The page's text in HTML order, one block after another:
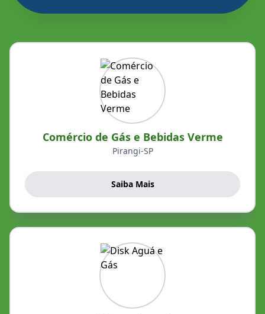
Comércio de Gás e Bebidas Verme
Pirangi-SP
Saiba Mais